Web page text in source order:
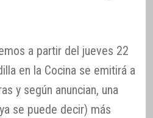
a partir del jueves 22
en la Cocina se emitirá a
y según anuncian, una
se puede decir) más